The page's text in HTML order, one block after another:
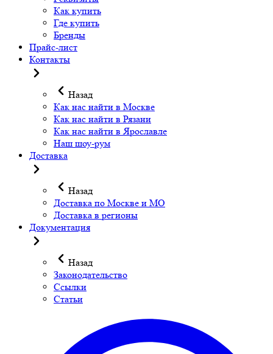
Как купить
Где купить
Бренды
Прайс-лист
Контакты
Назад
Как нас найти в Москве
Как нас найти в Рязани
Как нас найти в Ярославле
Наш шоу-рум
Доставка
Назад
Доставка по Москве и МО
Доставка в регионы
Документация
Назад
Законодательство
Ссылки
Статьи